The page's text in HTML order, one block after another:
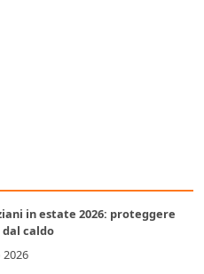
in estate 2026: proteggere
caldo